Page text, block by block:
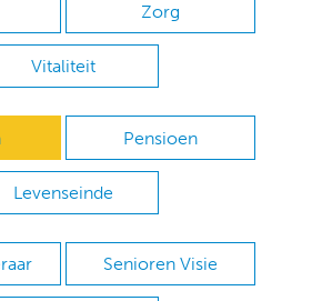
Zorg
Vitaliteit
Pensioen
Levenseinde
Senioren Visie